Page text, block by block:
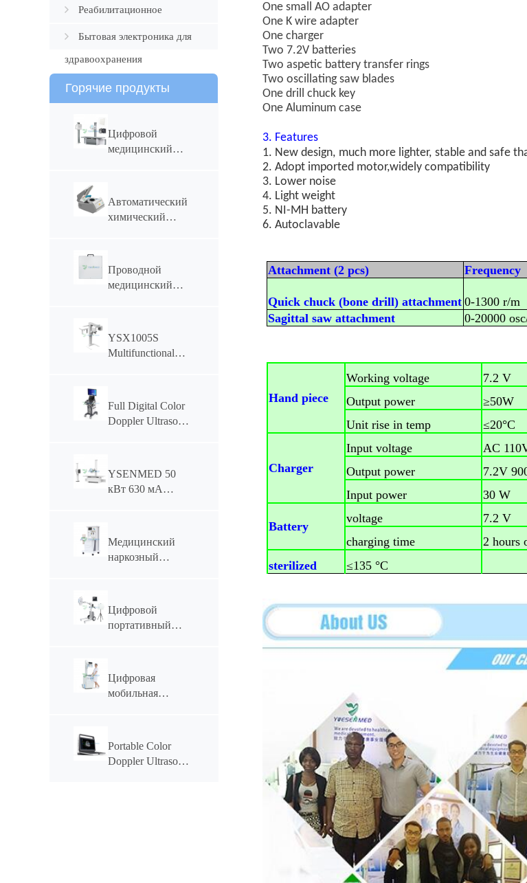
Реабилитационное
устройство
Бытовая электроника для
здравоохранения
Горячие продукты
Цифровой
медицинский
мощностью 50
кВт и током 630
Автоматический
химический
Проводной
медицинский
YSFPD4343R
YSX1005S
Multifunctional
Full Digital Color
Doppler Ultrasonic
YSENMED 50
кВт 630 мА
система
YSF50DR-B2
Медицинский
наркозный
Цифровой
портативный
A) мощностью 5,6
кВт
Цифровая
мобильная
мощностью 50
кВт
Portable Color
Doppler Ultrasonic
One small AO adapter
One K wire adapter
One charger
Two 7.2V batteries
Two aspetic battery transfer rings
Two oscillating saw blades
One drill chuck key
One Aluminum case
3. Features
1. New design, much more lighter, stable and safe
2. Adopt imported motor,widely compatibility
3. Lower noise
4. Light weight
5. NI-MH battery
6. Autoclavable
Attachment (2 pcs) Frequency
Quick chuck (bone drill) attachment 0-1300 r/m
Sagittal saw attachment
0-20000
Hand piece
Working voltage
7.2 V
Output power
≥50W
Unit rise in temp
≤20°C
Charger
Input voltage
AC
Output power
7.2V
Input power
30 W
Battery
voltage
7.2 V
charging time
2 hours
sterilized
≤135 °C